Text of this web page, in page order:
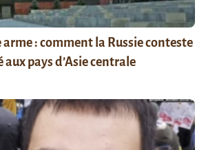
arme : comment la Russie conteste
pays d’Asie centrale